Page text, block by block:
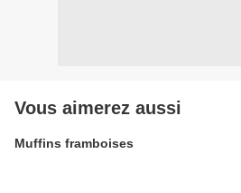
Vous aimerez aussi
Muffins framboises